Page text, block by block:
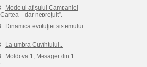
Modelul afişului Campaniei
– dar nepreţuit”.
Dinamica evoluţiei sistemului
La umbra Cuvîntului...
Moldova 1, Mesager din 1